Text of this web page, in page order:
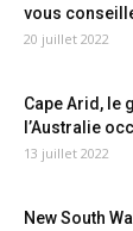
vous
20 juillet 2022
Cape Arid, le
l’Australie
13 juillet 2022
New South